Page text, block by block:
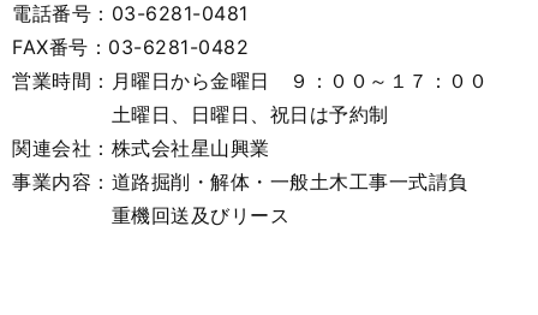
電話番号：03-6281-0481
FAX番号：03-6281-0482
営業時間：月曜日から金曜日 ９：００～１７：００
土曜日、日曜日、祝日は予約制
関連会社：株式会社星山興業
事業内容：道路掘削・解体・一般土木工事一式請負
重機回送及びリース